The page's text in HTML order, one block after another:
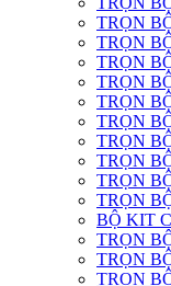
TRỌN
TRỌN
TRỌN
TRỌN
TRỌN
TRỌN
TRỌN
TRỌN
TRỌN
TRỌN
BỘ KIT
TRỌN
TRỌN
TRỌN